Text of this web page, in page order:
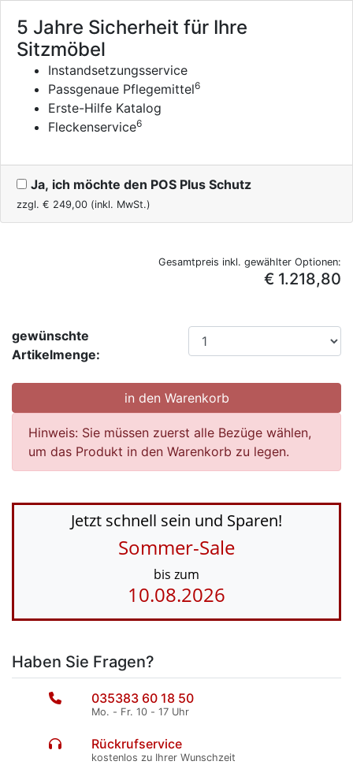
5 Jahre Sicherheit für Ihre
Sitzmöbel
Instandsetzungsservice
Passgenaue Pflegemittel6
Erste-Hilfe Katalog
Fleckenservice6
Ja, ich möchte den POS Plus Schutz
zzgl. € 249,00 (inkl. MwSt.)
Gesamtpreis inkl. gewählter Optionen:
€ 1.218,80
gewünschte
Artikelmenge:
Hinweis: Sie müssen zuerst alle Bezüge wählen,
um das Produkt in den Warenkorb zu legen.
Jetzt schnell sein und Sparen!
Sommer-Sale
bis zum
10.08.2026
Haben Sie Fragen?
035383 60 18 50
Mo. - Fr. 10 - 17 Uhr
Rückrufservice
kostenlos zu Ihrer Wunschzeit